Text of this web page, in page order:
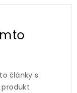
články s